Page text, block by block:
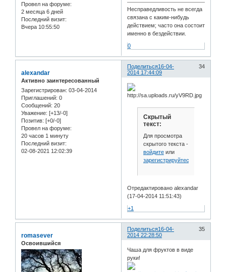
Провел на форуме:
2 месяца 6 дней
Последний визит:
Вчера 10:55:50
Несправедливость не всегда
связана с каким-нибудь
действием; часто она состоит
именно в бездействии.
0
Поделиться 34
16-04-
2014 17:44:09
alexandar
Активно заинтересованный
Зарегистрирован: 03-04-2014
Приглашений: 0
Сообщений: 20
Уважение: [+13/-0]
Позитив: [+0/-0]
Провел на форуме:
20 часов 1 минуту
Последний визит:
02-08-2021 12:02:39
Скрытый
текст:
Для просмотра
скрытого текста -
войдитеили
зарегистрируйтесь
Отредактировано alexandar
(17-04-2014 11:51:43)
+1
Поделиться 35
16-04-
2014 22:28:50
romasever
Освоившийся
Чаша для фруктов в виде
руки!